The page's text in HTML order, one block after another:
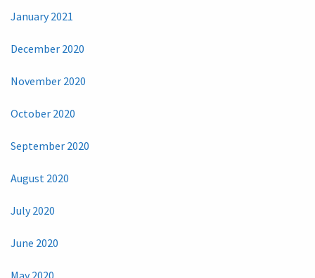
January 2021
December 2020
November 2020
October 2020
September 2020
August 2020
July 2020
June 2020
May 2020